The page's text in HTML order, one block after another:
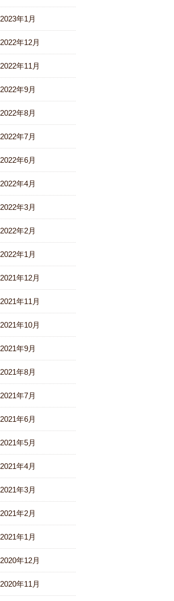
2023年1月
2022年12月
2022年11月
2022年9月
2022年8月
2022年7月
2022年6月
2022年4月
2022年3月
2022年2月
2022年1月
2021年12月
2021年11月
2021年10月
2021年9月
2021年8月
2021年7月
2021年6月
2021年5月
2021年4月
2021年3月
2021年2月
2021年1月
2020年12月
2020年11月